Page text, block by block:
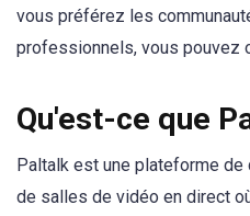
vous préférez les
professionnels, vous pouvez
Qu'est-ce que
Paltalk est une plateforme
de salles de vidéo en direct